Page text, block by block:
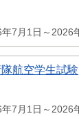
7月1日～2026
隊航空学生試験
7月1日～2026